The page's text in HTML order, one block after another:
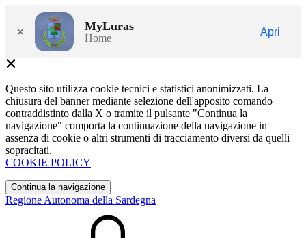
× MyLuras
Home
Apri
Questo sito utilizza cookie tecnici e statistici anonimizzati. La
chiusura del banner mediante selezione dell'apposito comando
contraddistinto dalla X o tramite il pulsante "Continua la
navigazione" comporta la continuazione della navigazione in
assenza di cookie o altri strumenti di tracciamento diversi da quelli
sopracitati.
COOKIE POLICY
Continua la navigazione
Regione Autonoma della Sardegna